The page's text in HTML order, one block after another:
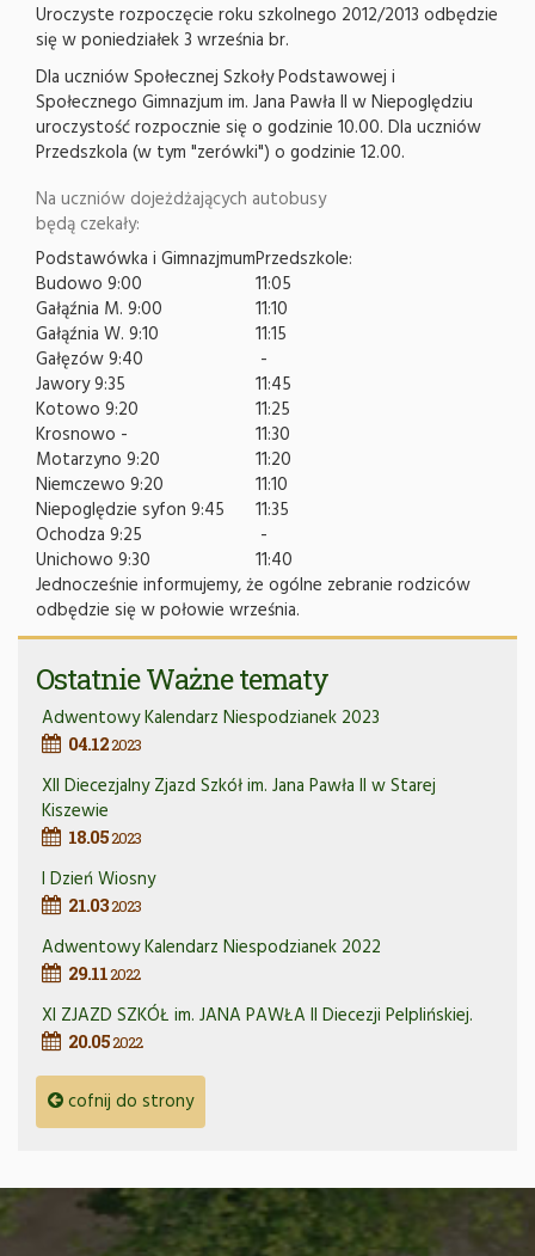
Uroczyste rozpoczęcie roku szkolnego 2012/2013 odbędzie
się w poniedziałek 3 września br.
Dla uczniów Społecznej Szkoły Podstawowej i
Społecznego Gimnazjum im. Jana Pawła II w Niepoględziu
uroczystość rozpocznie się o godzinie 10.00. Dla uczniów
Przedszkola (w tym "zerówki") o godzinie 12.00.
Na uczniów dojeżdżających autobusy
będą czekały:
Podstawówka i GimnazjmumPrzedszkole:
Budowo 9:00
11:05
Gałąźnia M. 9:00
11:10
Gałąźnia W. 9:10
11:15
Gałęzów 9:40
-
Jawory 9:35
11:45
Kotowo 9:20
11:25
Krosnowo -
11:30
Motarzyno 9:20
11:20
Niemczewo 9:20
11:10
Niepoględzie syfon 9:45
11:35
Ochodza 9:25
-
Unichowo 9:30
11:40
Jednocześnie informujemy, że ogólne zebranie rodziców
odbędzie się w połowie września.
Ostatnie Ważne tematy
Adwentowy Kalendarz Niespodzianek 2023
04.122023
XII Diecezjalny Zjazd Szkół im. Jana Pawła II w Starej
Kiszewie
18.052023
I Dzień Wiosny
21.032023
Adwentowy Kalendarz Niespodzianek 2022
29.112022
XI ZJAZD SZKÓŁ im. JANA PAWŁA II Diecezji Pelplińskiej.
20.052022
cofnij do strony